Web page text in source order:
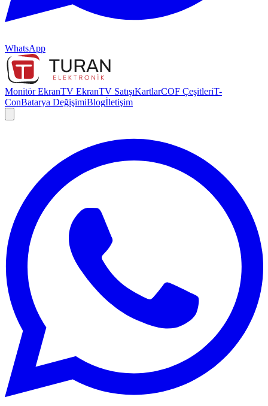
WhatsApp
Monitör EkranTV EkranTV SatışıKartlarCOF ÇeşitleriT-
ConBatarya DeğişimiBlogİletişim